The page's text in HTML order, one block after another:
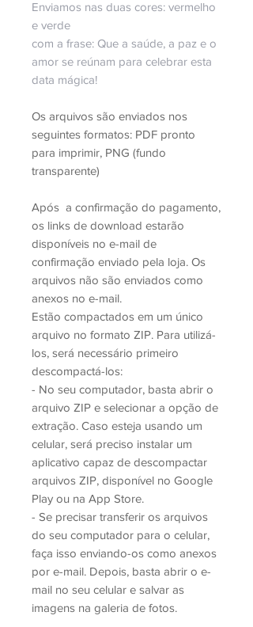
Enviamos nas duas cores: vermelho
e verde
com a frase: Que a saúde, a paz e o
amor se reúnam para celebrar esta
data mágica!
Os arquivos são enviados nos
seguintes formatos: PDF pronto
para imprimir, PNG (fundo
transparente)
Após a confirmação do pagamento,
os links de download estarão
disponíveis no e-mail de
confirmação enviado pela loja. Os
arquivos não são enviados como
anexos no e-mail.
Estão compactados em um único
arquivo no formato ZIP. Para utilizá-
los, será necessário primeiro
descompactá-los:
- No seu computador, basta abrir o
arquivo ZIP e selecionar a opção de
extração. Caso esteja usando um
celular, será preciso instalar um
aplicativo capaz de descompactar
arquivos ZIP, disponível no Google
Play ou na App Store.
- Se precisar transferir os arquivos
do seu computador para o celular,
faça isso enviando-os como anexos
por e-mail. Depois, basta abrir o e-
mail no seu celular e salvar as
imagens na galeria de fotos.